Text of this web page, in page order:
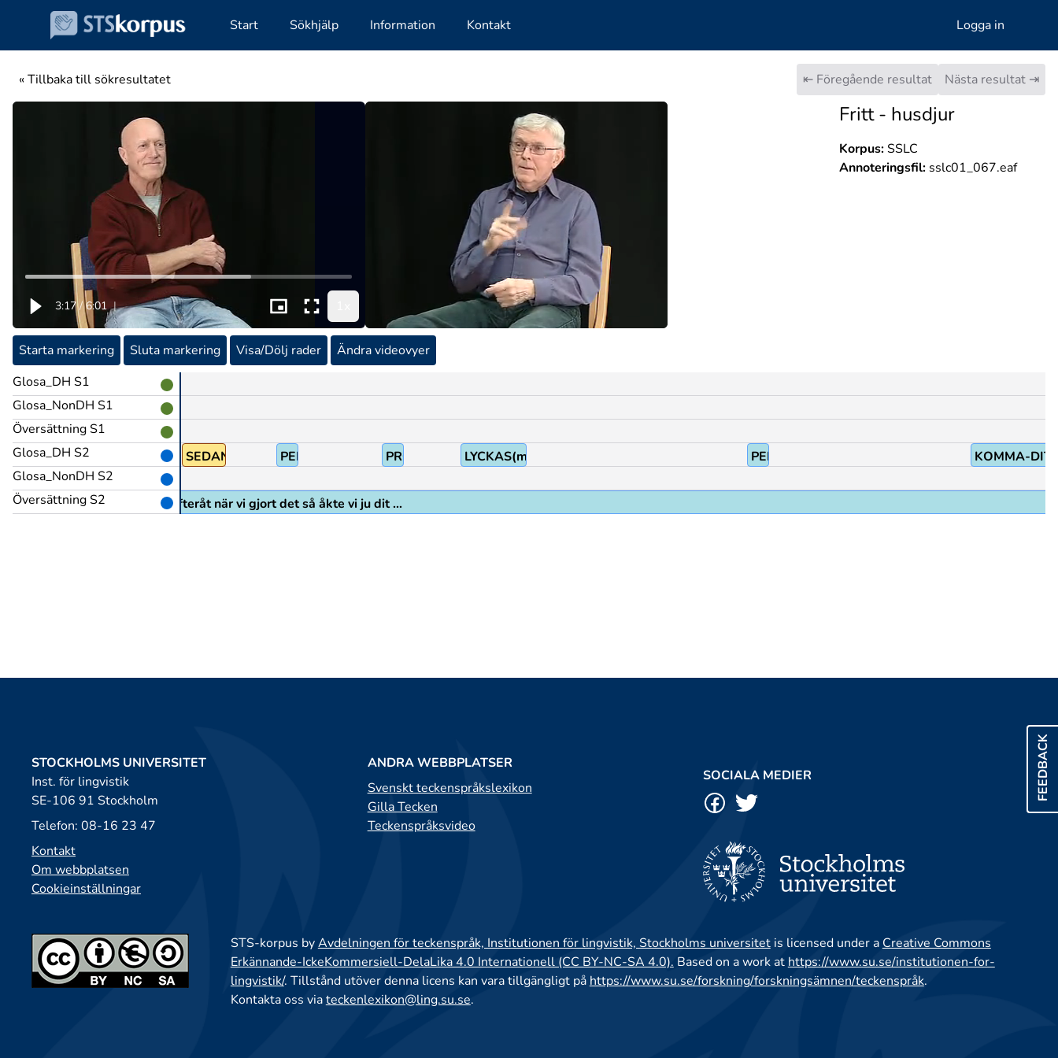
Start Sökhjälp Information Kontakt Logga in
« Tillbaka till sökresultatet ⇤ Föregående resultat Nästa resultat ⇥
3:17 / 6:01 |
Fritt - husdjur
Korpus:SSLC
Annoteringsfil:sslc01_067.eaf
Starta markering Sluta markering Visa/Dölj rader
Ändra videovyer
Glosa_DH S1
Glosa_NonDH S1
Översättning S1
Glosa_DH S2
Glosa_NonDH S2
Översättning S2
SEDAN(L) PEK>person PRO1 LYCKAS(ml) PEK KOMMA-
Sedan efteråt när vi gjort det så åkte vi ju dit ...
FEEDBACK
STOCKHOLMS UNIVERSITET
Inst. för lingvistik
SE-106 91 Stockholm
Telefon: 08-16 23 47
Kontakt
Om webbplatsen
Cookieinställningar
ANDRA WEBBPLATSER
Svenskt teckenspråkslexikon
Gilla Tecken
Teckenspråksvideo
SOCIALA MEDIER
STS-korpus byAvdelningen för teckenspråk, Institutionen för lingvistik, Stockholms universitetis licensed under a Creative Commons
Erkännande-IckeKommersiell-DelaLika 4.0 Internationell (CC BY-NC-SA 4.0). Based on a work at https://www.su.se/institutionen-for-
lingvistik/. Tillstånd utöver denna licens kan vara tillgängligt på https://www.su.se/forskning/forskningsämnen/teckenspråk.
Kontakta oss viateckenlexikon@ling.su.se.